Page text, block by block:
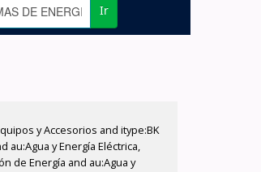
Ir
y Accesorios and itype:BK
au:Agua y Energía Eléctrica,
de Energía and au:Agua y